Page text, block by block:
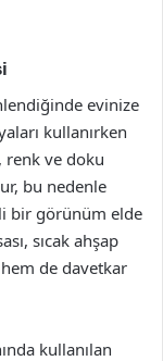
evinize
kullanırken
renk ve doku
bu nedenle
bir görünüm elde
sıcak ahşap
de davetkar
kullanılan